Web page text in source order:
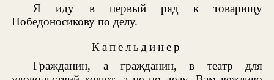
Я иду в первый ряд к товарищу
Победоносикову по делу.
Капельдинер
Гражданин, а гражданин, в театр для